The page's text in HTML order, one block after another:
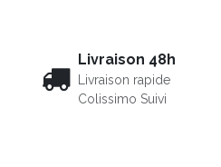
Livraison 48h
Livraison rapide
Colissimo Suivi